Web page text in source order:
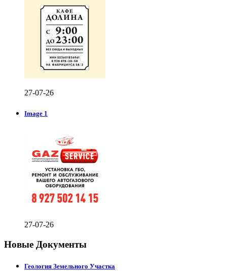
27-07-26
Image 1
27-07-26
Новые Документы
Геология Земельного Участка